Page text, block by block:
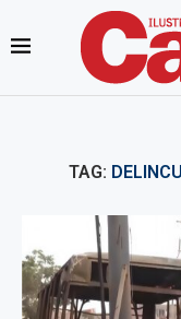
TAG: